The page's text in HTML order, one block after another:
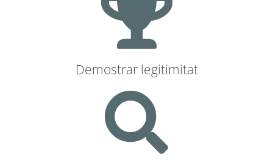
Demostrar legitimitat